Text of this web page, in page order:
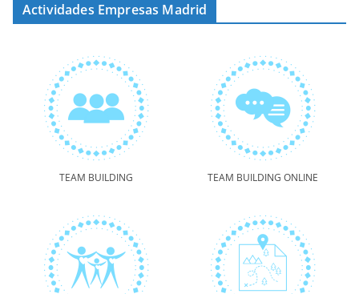
Actividades Empresas Madrid
TEAM BUILDING TEAM BUILDING ONLINE